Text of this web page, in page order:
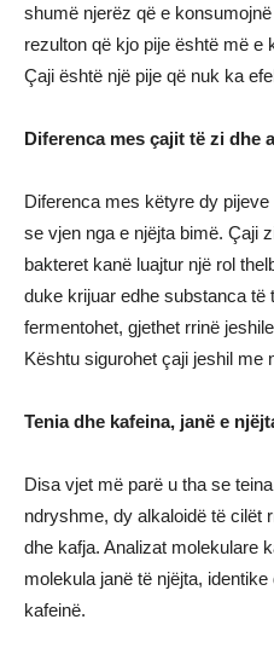
shumë njerëz që e
rezulton që kjo pije është më e
Çaji është një pije që nuk ka
Diferenca mes çajit të zi dhe
Diferenca mes këtyre dy
se vjen nga e njëjta bimë. Çaji
bakteret kanë luajtur një rol
duke krijuar edhe substanca të
fermentohet, gjethet rrinë
Kështu sigurohet çaji jeshil me
Tenia dhe kafeina, janë e
Disa vjet më parë u tha se
ndryshme, dy alkaloidë të cilët
dhe kafja. Analizat molekulare
molekula janë të njëjta,
kafeinë.